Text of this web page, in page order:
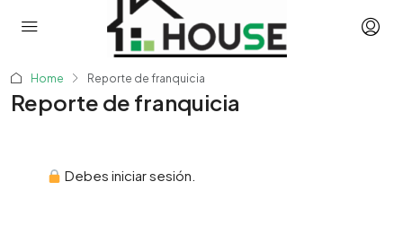
Home Reporte de franquicia
Reporte de franquicia
Debes iniciar sesión.